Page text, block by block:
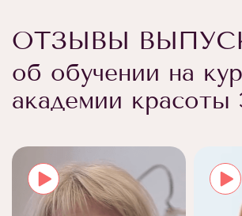
ОТЗЫВЫ
об обучении на
академии красоты